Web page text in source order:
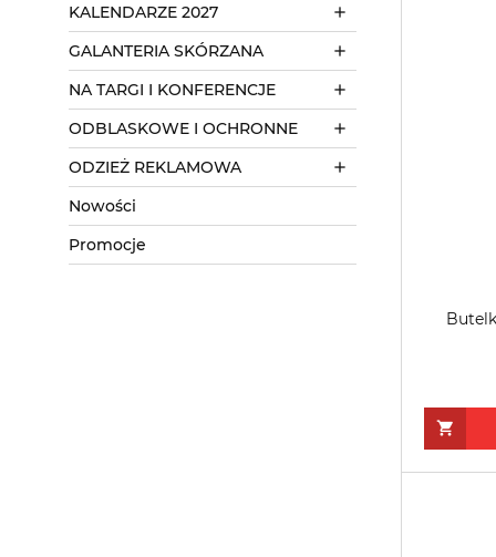
KALENDARZE 2027
GALANTERIA SKÓRZANA
NA TARGI I KONFERENCJE
ODBLASKOWE I OCHRONNE
ODZIEŻ REKLAMOWA
Nowości
Promocje